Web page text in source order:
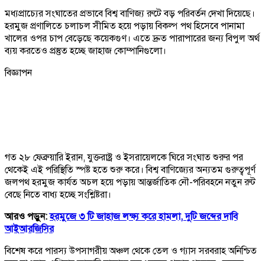
মধ্যপ্রাচ্যের সংঘাতের প্রভাবে বিশ্ব বাণিজ্য রুটে বড় পরিবর্তন দেখা দিয়েছে।
হরমুজ প্রণালিতে চলাচল সীমিত হয়ে পড়ায় বিকল্প পথ হিসেবে পানামা
খালের ওপর চাপ বেড়েছে কয়েকগুণ। এতে দ্রুত পারাপারের জন্য বিপুল অর্থ
ব্যয় করতেও প্রস্তুত হচ্ছে জাহাজ কোম্পানিগুলো।
বিজ্ঞাপন
গত ২৮ ফেব্রুয়ারি ইরান, যুক্তরাষ্ট্র ও ইসরায়েলকে ঘিরে সংঘাত শুরুর পর
থেকেই এই পরিস্থিতি স্পষ্ট হতে শুরু করে। বিশ্ব বাণিজ্যের অন্যতম গুরুত্বপূর্ণ
জলপথ হরমুজ কার্যত অচল হয়ে পড়ায় আন্তর্জাতিক নৌ-পরিবহনে নতুন রুট
বেছে নিতে বাধ্য হচ্ছে সংশ্লিষ্টরা।
আরও পড়ুন:হরমুজে ৩ টি জাহাজ লক্ষ্য করে হামলা, দুটি জব্দের দাবি
আইআরজিসির
বিশেষ করে পারস্য উপসাগরীয় অঞ্চল থেকে তেল ও গ্যাস সরবরাহ অনিশ্চিত